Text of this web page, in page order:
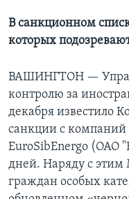
В санкционном
которых
ВАШИНГТОН —
контролю за
декабря известило
санкции с компаний
EuroSibEnergo (ОАО
дней. Наряду с
граждан особых